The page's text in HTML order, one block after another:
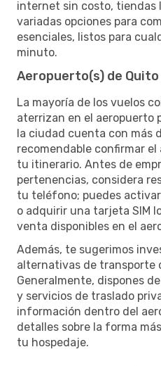
internet sin costo, tiendas
variadas opciones para
esenciales, listos para
minuto.
Aeropuerto(s) de Quito
La mayoría de los vuelos
aterrizan en el aeropuerto
la ciudad cuenta con más
recomendable confirmar
tu itinerario. Antes de
pertenencias, considera
tu teléfono; puedes
o adquirir una tarjeta SIM
venta disponibles en el
Además, te sugerimos
alternativas de transporte
Generalmente, dispones
y servicios de traslado
información dentro del
detalles sobre la forma
tu hospedaje.